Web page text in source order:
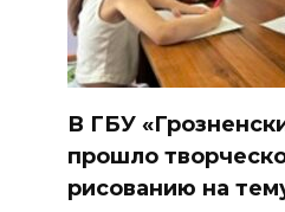
В ГБУ
прошло
рисованию на